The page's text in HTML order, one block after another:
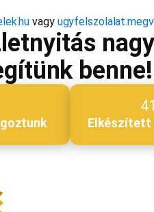
vagy
benne!
Elkészített